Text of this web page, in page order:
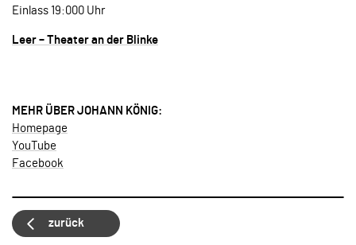
Einlass 19:000 Uhr
Leer – Theater an der Blinke
MEHR ÜBER JOHANN KÖNIG:
Homepage
YouTube
Facebook
zurück